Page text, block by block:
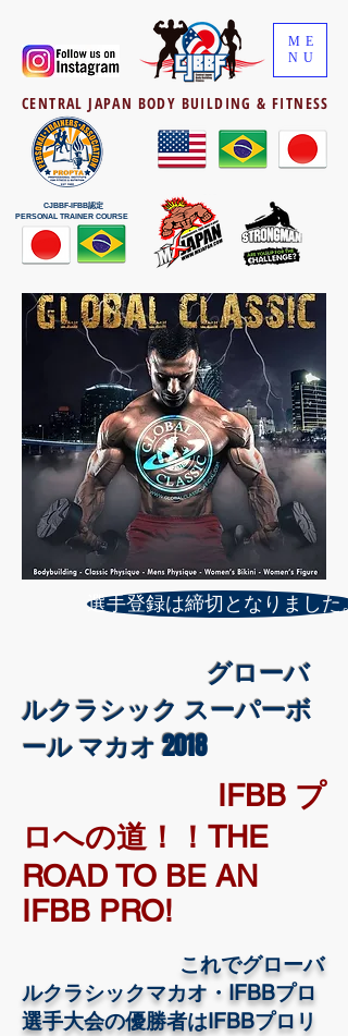
CENTRAL JAPAN BODY BUILDING & FITNESS
CJBBF-IFBB認定
PERSONAL TRAINER COURSE
ME
NU
選手登録は締切となりました。
グローバ
ルクラシック スーパーボ
ール マカオ 2018
IFBB プ
ロへの道！！THE
ROAD TO BE AN
IFBB PRO!
これでグローバ
ルクラシックマカオ・IFBBプロ
選手大会の優勝者はIFBBプロリ